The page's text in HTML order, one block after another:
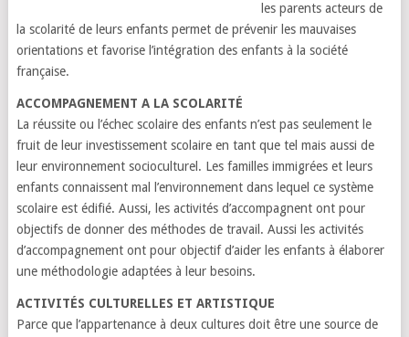
les parents acteurs de
la scolarité de leurs enfants permet de prévenir les mauvaises
orientations et favorise l’intégration des enfants à la société
française.
ACCOMPAGNEMENT A LA SCOLARITÉ
La réussite ou l’échec scolaire des enfants n’est pas seulement le
fruit de leur investissement scolaire en tant que tel mais aussi de
leur environnement socioculturel. Les familles immigrées et leurs
enfants connaissent mal l’environnement dans lequel ce système
scolaire est édifié. Aussi, les activités d’accompagnent ont pour
objectifs de donner des méthodes de travail. Aussi les activités
d’accompagnement ont pour objectif d’aider les enfants à élaborer
une méthodologie adaptées à leur besoins.
ACTIVITÉS CULTURELLES ET ARTISTIQUE
Parce que l’appartenance à deux cultures doit être une source de